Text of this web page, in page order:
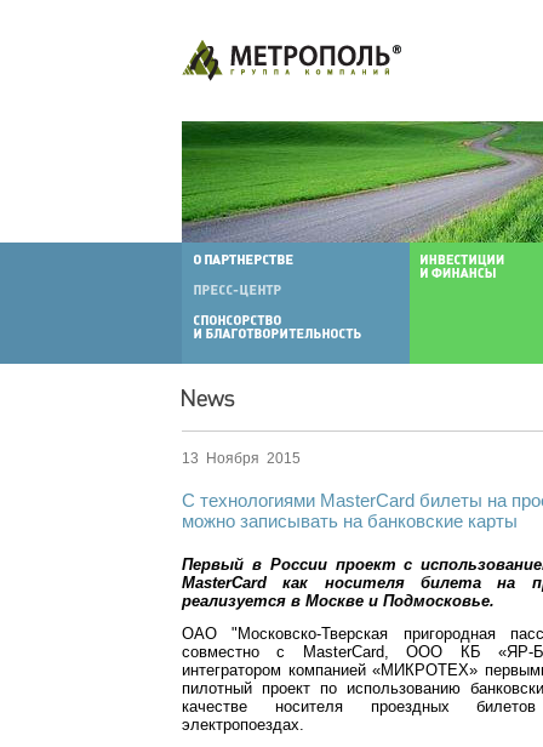
13 Ноября 2015
С технологиями MasterCard билеты на
можно записывать на банковские карты
Первый в России проект с
MasterCard как носителя билета на
реализуется в Москве и Подмосковье.
ОАО "Московско-Тверская пригородная
совместно с MasterCard, ООО КБ «ЯР-
интегратором компанией «МИКРОТЕХ»
пилотный проект по использованию
качестве носителя проездных
электропоездах.